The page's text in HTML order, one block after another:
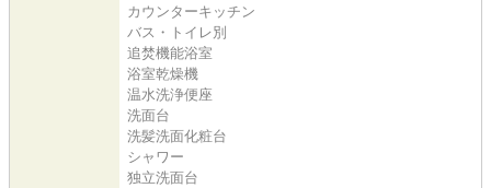
カウンターキッチン
バス・トイレ別
追焚機能浴室
浴室乾燥機
温水洗浄便座
洗面台
洗髪洗面化粧台
シャワー
独立洗面台